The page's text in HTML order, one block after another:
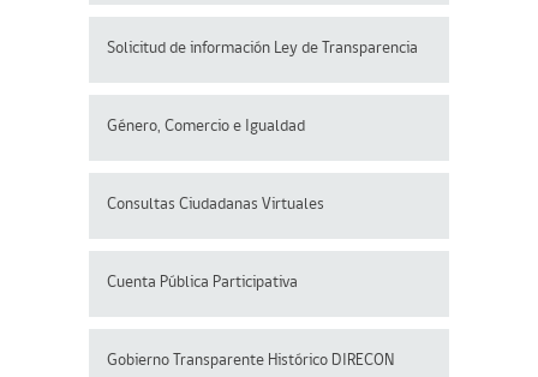
Solicitud de información Ley de Transparencia
Género, Comercio e Igualdad
Consultas Ciudadanas Virtuales
Cuenta Pública Participativa
Gobierno Transparente Histórico DIRECON